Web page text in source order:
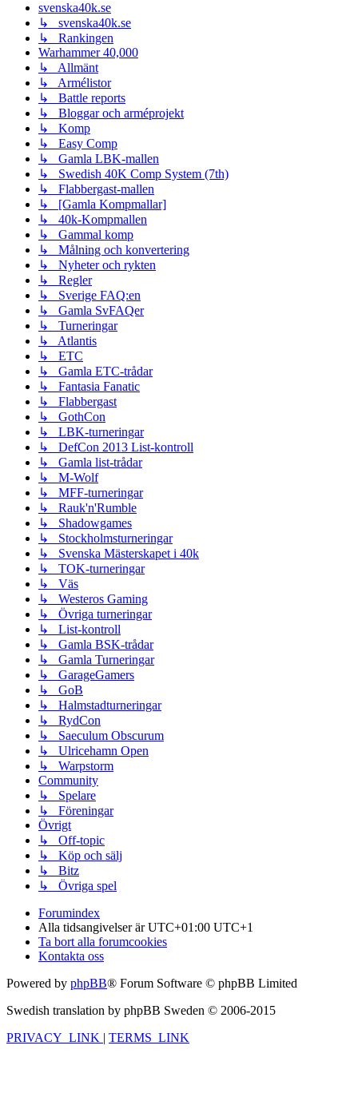
svenska40k.se
↳ svenska40k.se
↳ Rankingen
Warhammer 40,000
↳ Allmänt
↳ Armélistor
↳ Battle reports
↳ Bloggar och arméprojekt
↳ Komp
↳ Easy Comp
↳ Gamla LBK-mallen
↳ Swedish 40K Comp System (7th)
↳ Flabbergast-mallen
↳ [Gamla Kompmallar]
↳ 40k-Kompmallen
↳ Gammal komp
↳ Målning och konvertering
↳ Nyheter och rykten
↳ Regler
↳ Sverige FAQ:en
↳ Gamla SvFAQer
↳ Turneringar
↳ Atlantis
↳ ETC
↳ Gamla ETC-trådar
↳ Fantasia Fanatic
↳ Flabbergast
↳ GothCon
↳ LBK-turneringar
↳ DefCon 2013 List-kontroll
↳ Gamla list-trådar
↳ M-Wolf
↳ MFF-turneringar
↳ Rauk'n'Rumble
↳ Shadowgames
↳ Stockholmsturneringar
↳ Svenska Mästerskapet i 40k
↳ TOK-turneringar
↳ Väs
↳ Westeros Gaming
↳ Övriga turneringar
↳ List-kontroll
↳ Gamla BSK-trådar
↳ Gamla Turneringar
↳ GarageGamers
↳ GoB
↳ Halmstadturneringar
↳ RydCon
↳ Saeculum Obscurum
↳ Ulricehamn Open
↳ Warpstorm
Community
↳ Spelare
↳ Föreningar
Övrigt
↳ Off-topic
↳ Köp och sälj
↳ Bitz
↳ Övriga spel
Forumindex
Alla tidsangivelser är UTC+01:00 UTC+1
Ta bort alla forumcookies
Kontakta oss
Powered by phpBB® Forum Software © phpBB Limited
Swedish translation by phpBB Sweden © 2006-2015
PRIVACY_LINK
TERMS_LINK